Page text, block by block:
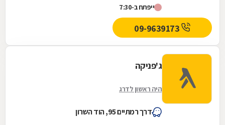
לבלות...
ייפתח ב-7:30
ג'פניקה
היה ראשון לדרג
דרך רמתיים 95, הוד השרון